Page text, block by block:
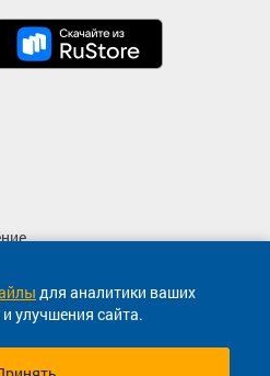
для аналитики ваших
улучшения сайта.
сообщения